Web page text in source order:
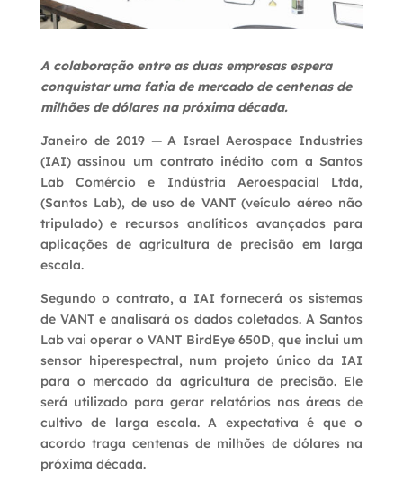
A colaboração entre as duas empresas espera
conquistar uma fatia de mercado de centenas de
milhões de dólares na próxima década.
Janeiro de 2019 — A Israel Aerospace Industries
(IAI) assinou um contrato inédito com a Santos
Lab Comércio e Indústria Aeroespacial Ltda,
(Santos Lab), de uso de VANT (veículo aéreo não
tripulado) e recursos analíticos avançados para
aplicações de agricultura de precisão em larga
escala.
Segundo o contrato, a IAI fornecerá os sistemas
de VANT e analisará os dados coletados. A Santos
Lab vai operar o VANT BirdEye 650D, que inclui um
sensor hiperespectral, num projeto único da IAI
para o mercado da agricultura de precisão. Ele
será utilizado para gerar relatórios nas áreas de
cultivo de larga escala. A expectativa é que o
acordo traga centenas de milhões de dólares na
próxima década.